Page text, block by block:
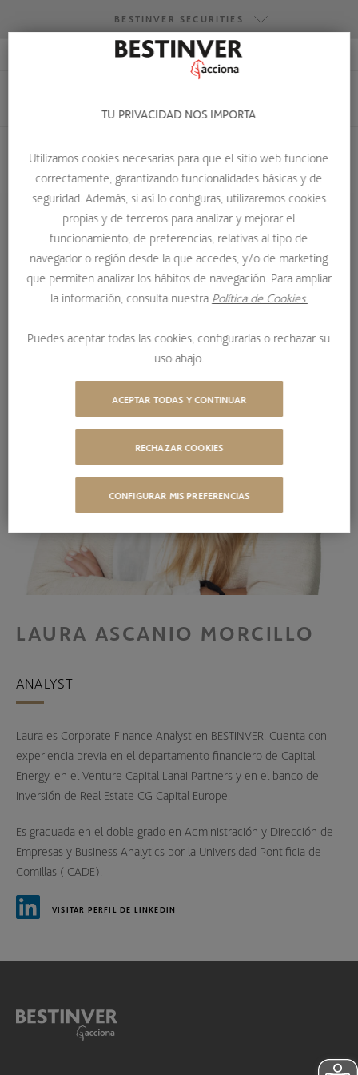
BESTINVER SECURITIES
BESTINVER GESTIÓNACCESO RESEARCH
HOME QUIENES SOMOS EQUIPO LAURA ASCANIO MORCILLO
LAURA ASCANIO MORCILLO
ANALYST
Laura es Corporate Finance Analyst en BESTINVER. Cuenta con
experiencia previa en el departamento financiero de Capital
Energy, en el Venture Capital Lanai Partners y en el banco de
inversión de Real Estate CG Capital Europe.
Es graduada en el doble grado en Administración y Dirección de
Empresas y Business Analytics por la Universidad Pontificia de
Comillas (ICADE).
VISITAR PERFIL DE LINKEDIN
TU PRIVACIDAD NOS IMPORTA
Utilizamos cookies necesarias para que el sitio web funcione
correctamente, garantizando funcionalidades básicas y de
seguridad. Además, si así lo configuras, utilizaremos cookies
propias y de terceros para analizar y mejorar el
funcionamiento; de preferencias, relativas al tipo de
navegador o región desde la que accedes; y/o de marketing
que permiten analizar los hábitos de navegación. Para ampliar
la información, consulta nuestra Política de Cookies.
Puedes aceptar todas las cookies, configurarlas o rechazar su
uso abajo.
CONFIGURAR MIS PREFERENCIAS
RECHAZAR COOKIES
ACEPTAR TODAS Y CONTINUAR